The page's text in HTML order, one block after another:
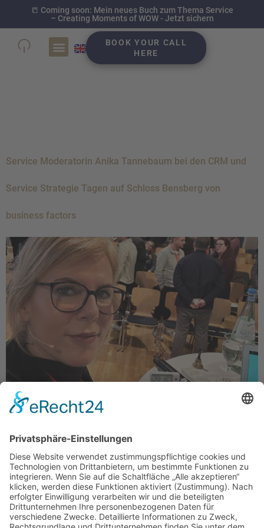
📒 Coming soon: Mein neues Buch zum Thema Service
– Creating Moments of WOW - Jetzt sichern
BOOK YOUR CALL
HERE
Service Moderatorin Anika Tannebaum bei den CRM und
Service Strategie Tagen auf Schloss Bensberg von
business factors
CS Strategietage auf Schloss Bensberg von business factors
Deutschland GmbH ! ? Ich bin super dankbar, dass ich die
Moderatorin für euer neues Konzept – den Open Mind Space
(OMS) bei den Strategie-Tagen sein durfte. Zwei Tage voller
fachlicher Tiefen, Spaß und authentischem Austausch […]